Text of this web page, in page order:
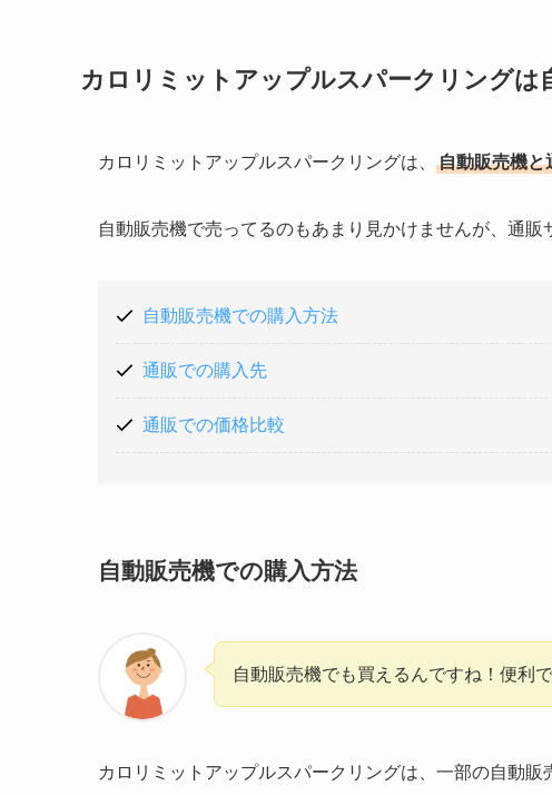
カロリミットアップルスパークリングは
カロリミットアップルスパークリングは、 自動販売機と
自動販売機で売ってるのもあまり見かけませんが、通販
自動販売機での購入方法
通販での購入先
通販での価格比較
自動販売機での購入方法
自動販売機でも買えるんですね！便利で
カロリミットアップルスパークリングは、一部の自動販